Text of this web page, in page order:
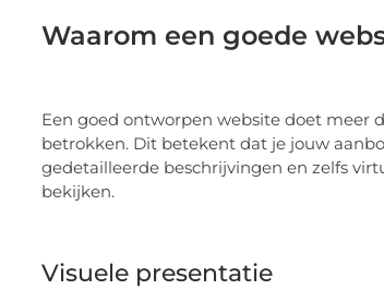
Waarom een goede
Een goed ontworpen website doet meer
betrokken. Dit betekent dat je jouw
gedetailleerde beschrijvingen en zelfs
bekijken.
Visuele presentatie